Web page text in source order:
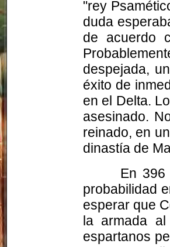
"rey
duda
de acuerdo
despejada,
éxito de
en el Delta.
asesinado.
reinado, en
dinastía de
En
probabilidad
esperar que
la armada
espartanos